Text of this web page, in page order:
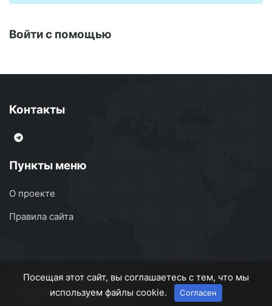
Войти с помощью
Контакты
Пункты меню
О проекте
Правила сайта
Сварочные аппараты
© 2026
О проекте
Правила сайта
Посещая этот сайт, вы соглашаетесь с тем, что мы
используем файлы cookie.
Согласен